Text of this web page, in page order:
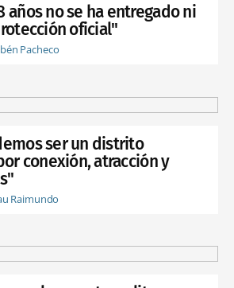
años no se ha entregado ni
oficial"
Pacheco
ser un distrito
conexión, atracción y
Raimundo